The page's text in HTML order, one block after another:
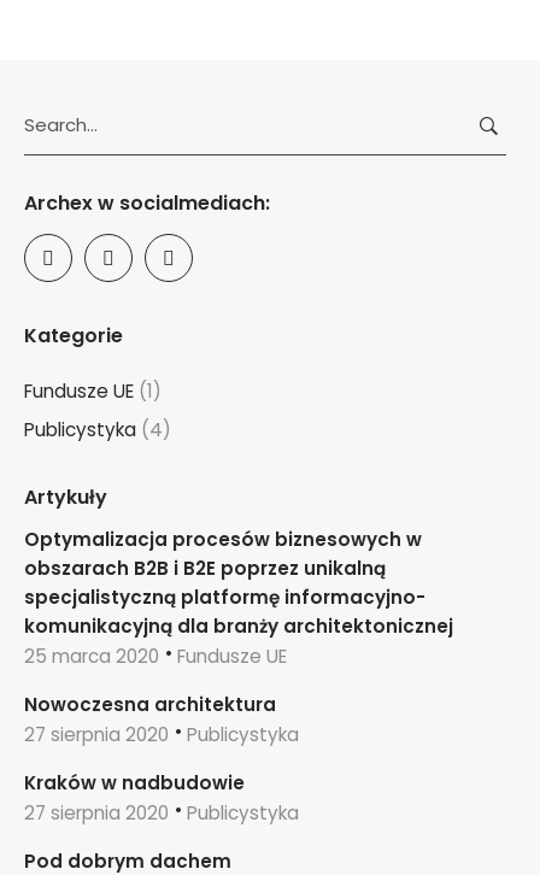
for:
Archex w socialmediach:
Kategorie
Fundusze UE (1)
Publicystyka (4)
Artykuły
Optymalizacja procesów biznesowych w
obszarach B2B i B2E poprzez unikalną
specjalistyczną platformę informacyjno-
komunikacyjną dla branży architektonicznej
25 marca 2020
Fundusze UE
Nowoczesna architektura
27 sierpnia 2020
Publicystyka
Kraków w nadbudowie
27 sierpnia 2020
Publicystyka
Pod dobrym dachem